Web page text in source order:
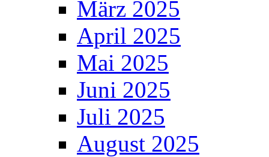
März 2025
April 2025
Mai 2025
Juni 2025
Juli 2025
August 2025